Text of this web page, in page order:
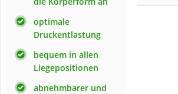
optimale
Druckentlastung
bequem in allen
Liegepositionen
abnehmbarer und